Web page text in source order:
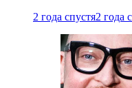
2 года спустя2 года